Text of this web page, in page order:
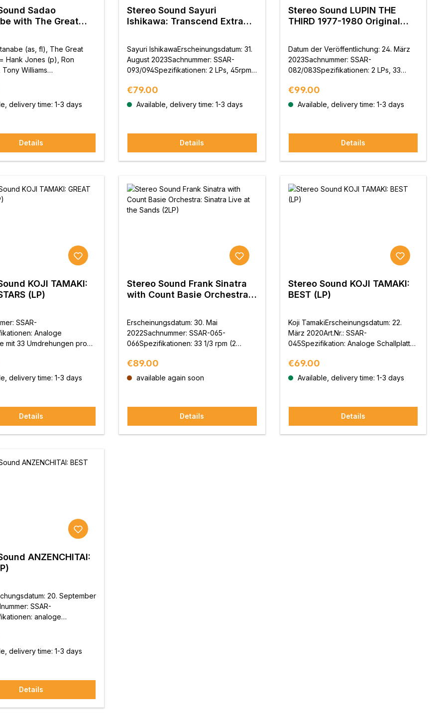
Sadao
with The Great
(as, fl), The Great
Hank Jones (p), Ron
Williams
New
25. November
33 1/3 rpm, normales
und Sound
Shoji Sugawara (Besitzer
AUDIO
ProduktionPlanung
delivery time: 1-3 days
Details
Stereo Sound Sayuri
Ishikawa: Transcend Extra
Sayuri IshikawaErscheinungsdatum: 31.
August 2023Sachnummer: SSAR-
093/094Spezifikationen: 2 LPs, 45rpm,
Vertrieb: Stereo Sound Inc.Produktion
und Veröffentlichung: TAICHIKU
Regular price:
€79.00
Available, delivery time: 1-3 days
Details
Stereo Sound LUPIN THE
THIRD 1977-1980 Original
Datum der Veröffentlichung: 24. März
2023Sachnummer: SSAR-
082/083Spezifikationen: 2 LPs, 33
AuflagePlanung und Vertrieb: Stereo
Sound Inc.Produktion und
Regular price:
€99.00
Available, delivery time: 1-3 days
Details
KOJI TAMAKI:
(LP)
SSAR-
Analoge
mit 33 Umdrehungen pro
Shigeru
(Nippon
und
Universal Music G.K.
delivery time: 1-3 days
Details
Stereo Sound Frank Sinatra
with Count Basie Orchestra:
Erscheinungsdatum: 30. Mai
2022Sachnummer: SSAR-065-
066Spezifikationen: 33 1/3 rpm (2
Vertrieb: Stereo Sound Inc.Produktion
und Veröffentlichung: Universal Music
Regular price:
€89.00
available again soon
Details
Stereo Sound KOJI TAMAKI:
BEST (LP)
Koji TamakiErscheinungsdatum: 22.
März 2020Art.Nr.: SSAR-
045Spezifikation: Analoge Schallplatte
Shigeru Takezawa (Nippon Columbia
Co., Ltd.)Planung und Vertrieb: Stereo
Regular price:
€69.00
Available, delivery time: 1-3 days
Details
ANZENCHITAI:
20. September
SSAR-
analoge
Takezawa (Nippon
Ltd.)Planung und
delivery time: 1-3 days
Details